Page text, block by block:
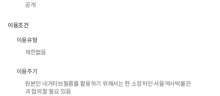
공개
이용조건
이용유형
제한없음
이용주기
원본인 네거티브필름를 활용하기 위해서는 현 소장처인 서울역사박물관
과 협의할 필요 있음